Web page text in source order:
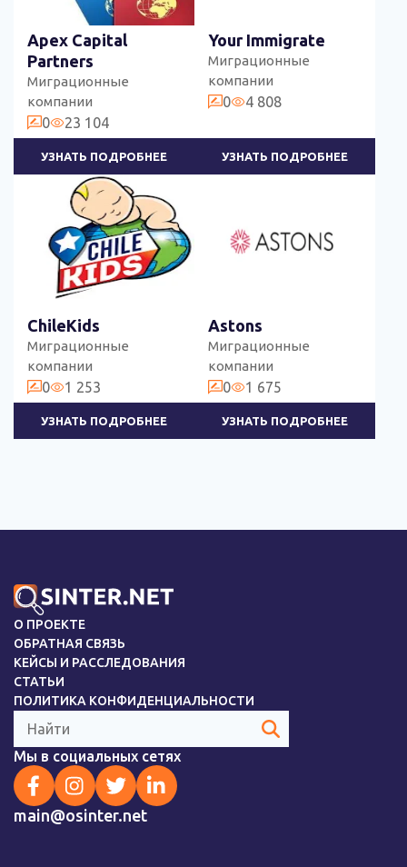
Apex Capital
Partners
Миграционные
компании
0 23 104
УЗНАТЬ ПОДРОБНЕЕ
Your Immigrate
Миграционные
компании
0 4 808
УЗНАТЬ ПОДРОБНЕЕ
ChileKids
Миграционные
компании
0 1 253
УЗНАТЬ ПОДРОБНЕЕ
Astons
Миграционные
компании
0 1 675
УЗНАТЬ ПОДРОБНЕЕ
О ПРОЕКТЕ
ОБРАТНАЯ СВЯЗЬ
КЕЙСЫ И РАССЛЕДОВАНИЯ
СТАТЬИ
ПОЛИТИКА КОНФИДЕНЦИАЛЬНОСТИ
Поиск:
Мы в социальных сетях
main@osinter.net